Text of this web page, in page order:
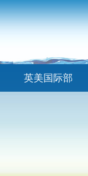
英美国际部